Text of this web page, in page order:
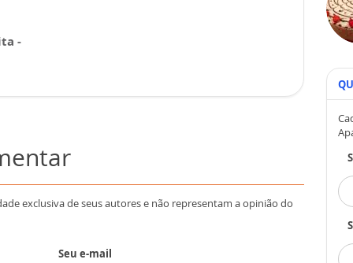
-
exclusiva de seus autores e não representam a opinião do
Seu e-mail